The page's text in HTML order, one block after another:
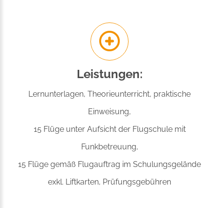
Leistungen:
Lernunterlagen, Theorieunterricht, praktische
Einweisung,
15 Flüge unter Aufsicht der Flugschule mit
Funkbetreuung,
15 Flüge gemäß Flugauftrag im Schulungsgelände
exkl. Liftkarten, Prüfungsgebühren